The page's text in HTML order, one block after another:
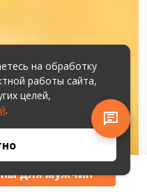
на обработку
работы сайта,
целей,
.
для мужчин